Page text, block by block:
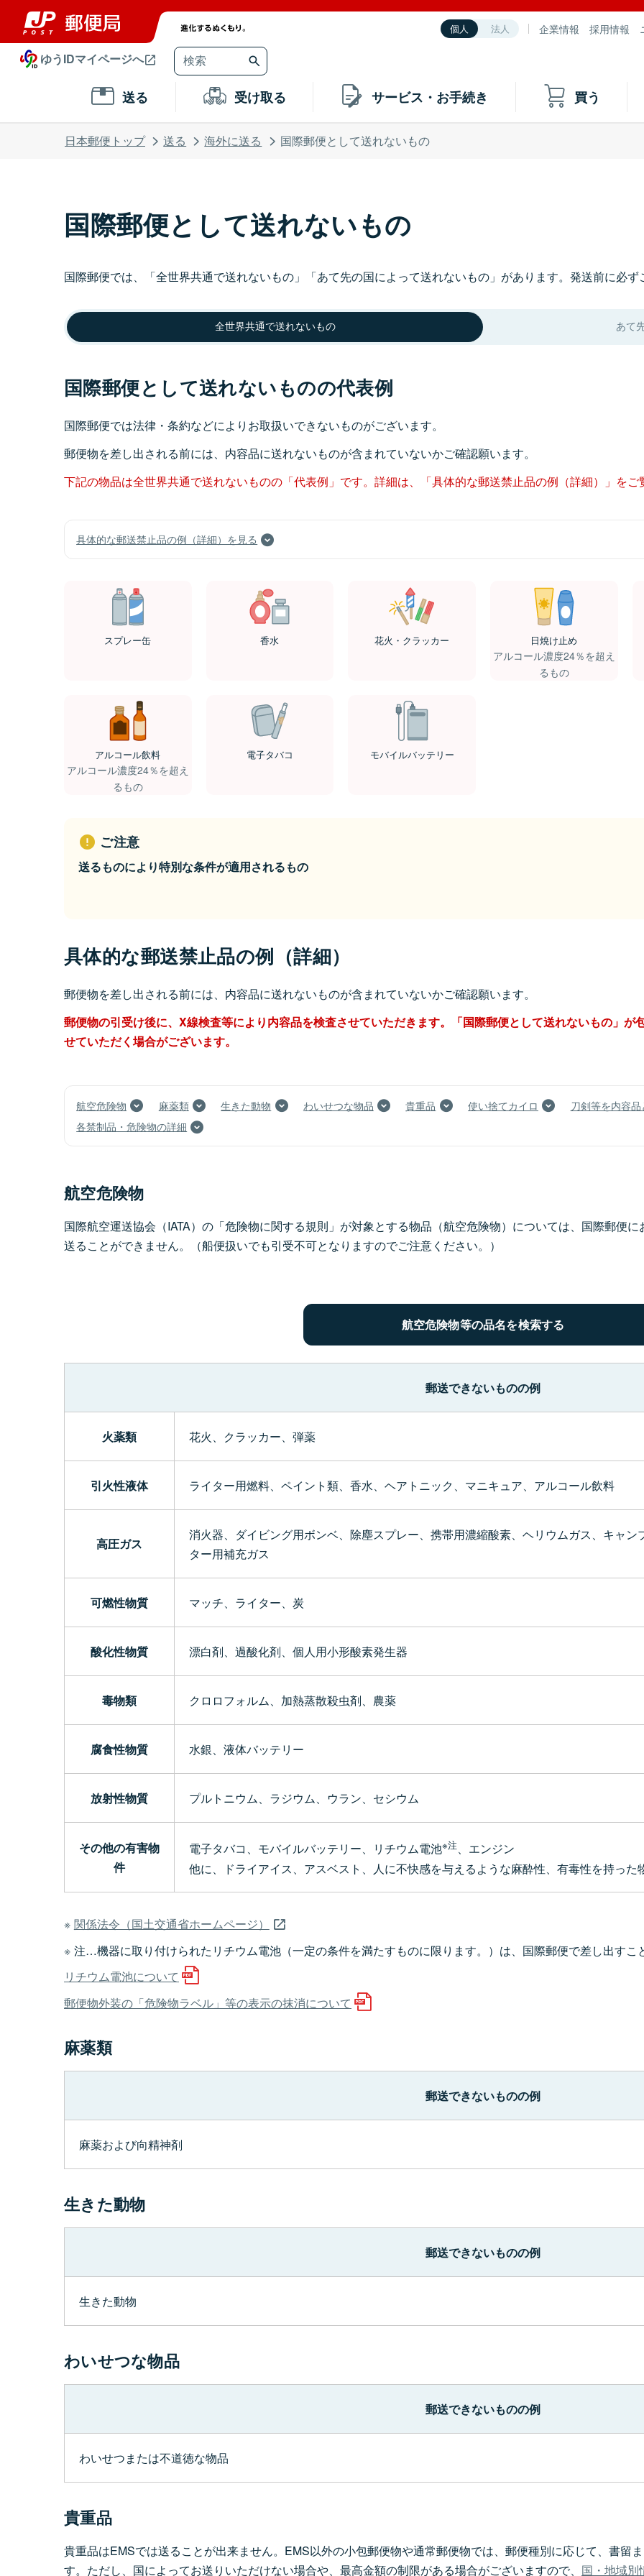
個人 法人 企業情報 採用情報
ゆうIDマイページへ
送る 受け取る サービス・お手続き 買う
日本郵便トップ 送る 海外に送る 国際郵便として送れないもの
国際郵便として送れないもの
国際郵便では、「全世界共通で送れないもの」「あて先の国によって送れないもの」があります。発送前に必ず
全世界共通で送れないもの あて
国際郵便として送れないものの代表例
国際郵便では法律・条約などによりお取扱いできないものがございます。
郵便物を差し出される前には、内容品に送れないものが含まれていないかご確認願います。
下記の物品は全世界共通で送れないものの「代表例」です。詳細は、「具体的な郵送禁止品の例（詳細）」をご
具体的な郵送禁止品の例（詳細）を見る
スプレー缶 香水 花火・クラッカー 日焼け止め
アルコール濃度24％を超え
るもの
アルコール飲料
アルコール濃度24％を超え
るもの
電子タバコ モバイルバッテリー
ご注意
送るものにより特別な条件が適用されるもの
具体的な郵送禁止品の例（詳細）
郵便物を差し出される前には、内容品に送れないものが含まれていないかご確認願います。
郵便物の引受け後に、X線検査等により内容品を検査させていただきます。「国際郵便として送れないもの」
せていただく場合がございます。
航空危険物 麻薬類 生きた動物 わいせつな物品 貴重品 使い捨てカイロ
刀剣等を内容
各禁制品・危険物の詳細
航空危険物
国際航空運送協会（IATA）の「危険物に関する規則」が対象とする物品（航空危険物）については、国際郵便
送ることができません。（船便扱いでも引受不可となりますのでご注意ください。）
航空危険物等の品名を検索する
郵送できないものの例
火薬類 花火、クラッカー、弾薬
引火性液体 ライター用燃料、ペイント類、香水、ヘアトニック、マニキュア、アルコール飲料
高圧ガス
消火器、ダイビング用ボンベ、除塵スプレー、携帯用濃縮酸素、ヘリウムガス、キャ
ター用補充ガス
可燃性物質 マッチ、ライター、炭
酸化性物質 漂白剤、過酸化剤、個人用小形酸素発生器
毒物類 クロロフォルム、加熱蒸散殺虫剤、農薬
腐食性物質 水銀、液体バッテリー
放射性物質 プルトニウム、ラジウム、ウラン、セシウム
その他の有害物
件
電子タバコ、モバイルバッテリー、リチウム電池※注、エンジン
他に、ドライアイス、アスベスト、人に不快感を与えるような麻酔性、有毒性を持った
関係法令（国土交通省ホームページ）
注…機器に取り付けられたリチウム電池（一定の条件を満たすものに限ります。）は、国際郵便で差し出す
リチウム電池について
郵便物外装の「危険物ラベル」等の表示の抹消について
麻薬類
郵送できないものの例
麻薬および向精神剤
生きた動物
郵送できないものの例
生きた動物
わいせつな物品
郵送できないものの例
わいせつまたは不道徳な物品
貴重品
貴重品はEMSでは送ることが出来ません。EMS以外の小包郵便物や通常郵便物では、郵便種別に応じて、書留
す。ただし、国によってお送りいただけない場合や、最高金額の制限がある場合がございますので、 国・地域別